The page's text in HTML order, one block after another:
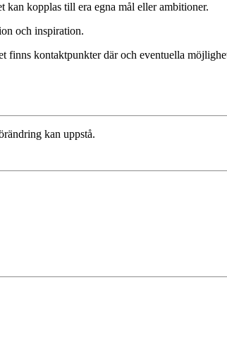
kan kopplas till era egna mål eller ambitioner.
och inspiration.
kontaktpunkter där och eventuella
kan uppstå.